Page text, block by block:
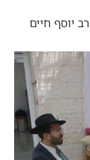
יוסף חיים